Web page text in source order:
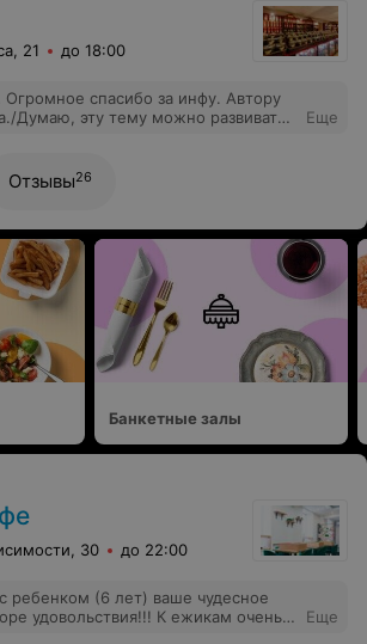
21 до 18:00
спасибо за инфу. Автору
Думаю, эту тему можно развивать
Еще
Отзывы26
Банкетные залы
30 до 22:00
(6 лет) ваше чудесное
удовольствия!!! К ежикам очень
Еще